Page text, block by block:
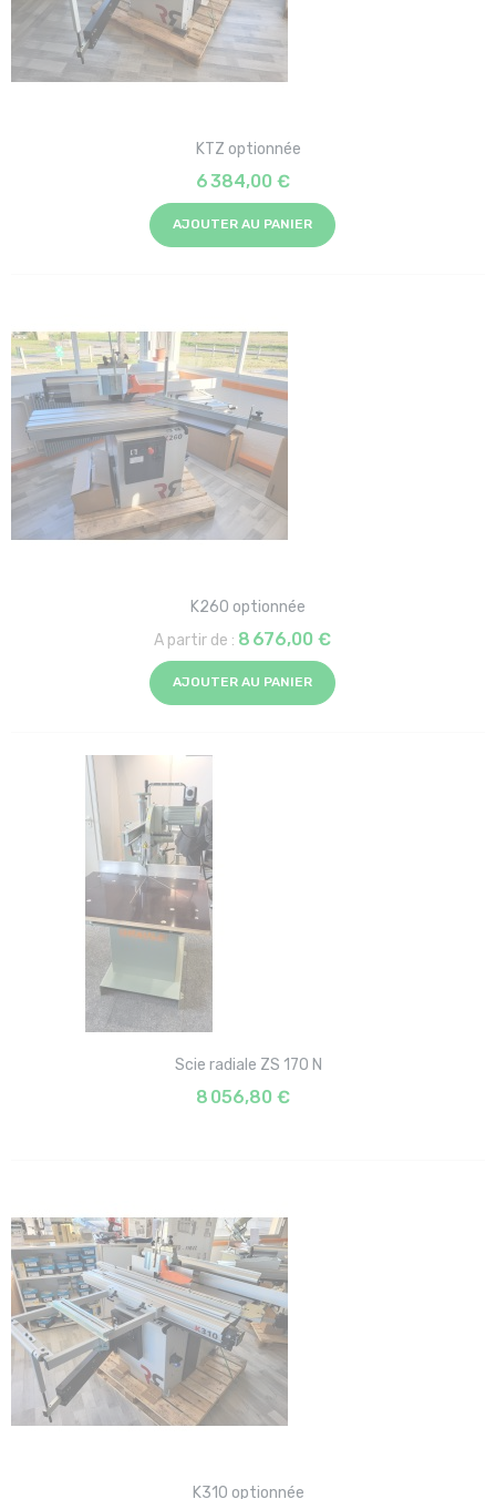
KTZ optionnée
6 384,00 €
AJOUTER AU PANIER
K260 optionnée
A partir de : 8 676,00 €
AJOUTER AU PANIER
Scie radiale ZS 170 N
8 056,80 €
K310 optionnée